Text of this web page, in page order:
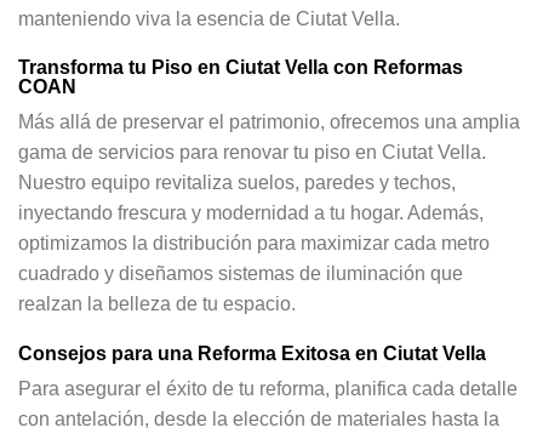
manteniendo viva la esencia de Ciutat Vella.
Transforma tu Piso en Ciutat Vella con Reformas
COAN
Más allá de preservar el patrimonio, ofrecemos una amplia
gama de servicios para renovar tu piso en Ciutat Vella.
Nuestro equipo revitaliza suelos, paredes y techos,
inyectando frescura y modernidad a tu hogar. Además,
optimizamos la distribución para maximizar cada metro
cuadrado y diseñamos sistemas de iluminación que
realzan la belleza de tu espacio.
Consejos para una Reforma Exitosa en Ciutat Vella
Para asegurar el éxito de tu reforma, planifica cada detalle
con antelación, desde la elección de materiales hasta la